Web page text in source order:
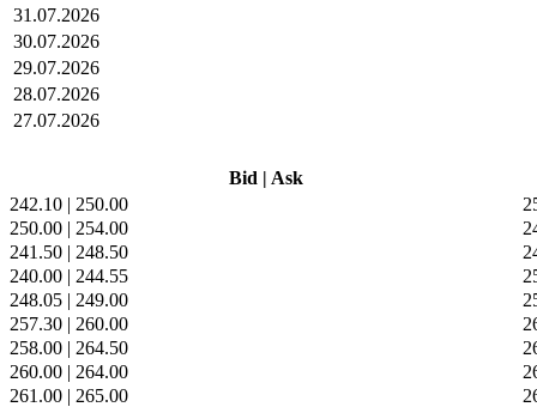
31.07.2026
30.07.2026
29.07.2026
28.07.2026
27.07.2026
Bid | Ask
242.10 | 250.00
250.00 | 254.00
241.50 | 248.50
240.00 | 244.55
248.05 | 249.00
257.30 | 260.00
258.00 | 264.50
260.00 | 264.00
261.00 | 265.00